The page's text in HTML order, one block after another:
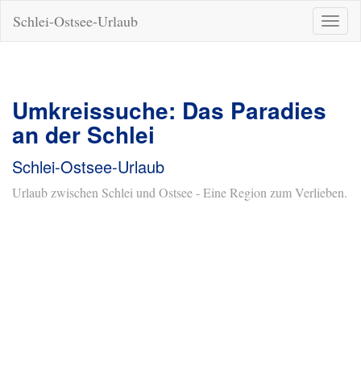
ein-/
Schlei-Ostsee-Urlaub
Umkreissuche: Das Paradies
an der Schlei
Schlei-Ostsee-Urlaub
Urlaub zwischen Schlei und Ostsee - Eine Region zum Verlieben.